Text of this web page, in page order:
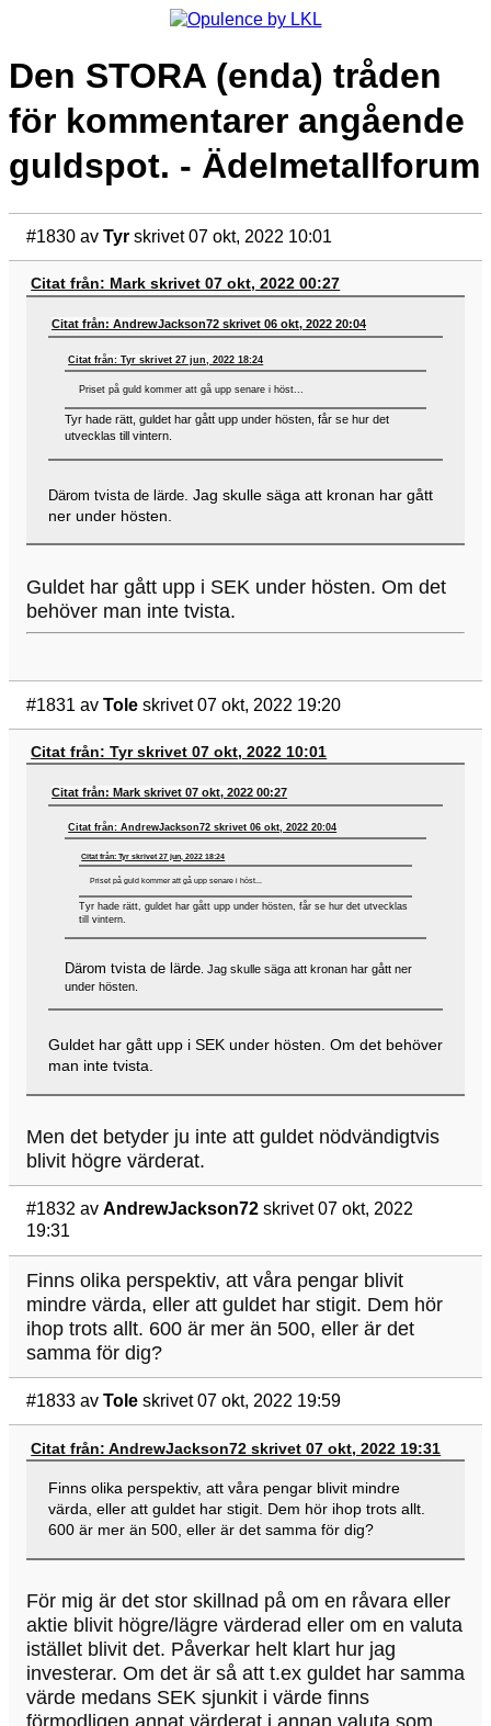
Den STORA (enda) tråden
för kommentarer angående
guldspot. - Ädelmetallforum
#1830 av Tyr skrivet 07 okt, 2022 10:01
Citat från: Mark skrivet 07 okt, 2022 00:27
Citat från: AndrewJackson72 skrivet 06 okt, 2022 20:04
Citat från: Tyr skrivet 27 jun, 2022 18:24
Priset på guld kommer att gå upp senare i höst...
Tyr hade rätt, guldet har gått upp under hösten, får se hur det
utvecklas till vintern.
Därom tvista de lärde. Jag skulle säga att kronan har gått
ner under hösten.
Guldet har gått upp i SEK under hösten. Om det
behöver man inte tvista.
#1831 av Tole skrivet 07 okt, 2022 19:20
Citat från: Tyr skrivet 07 okt, 2022 10:01
Citat från: Mark skrivet 07 okt, 2022 00:27
Citat från: AndrewJackson72 skrivet 06 okt, 2022 20:04
Citat från: Tyr skrivet 27 jun, 2022 18:24
Priset på guld kommer att gå upp senare i höst...
Tyr hade rätt, guldet har gått upp under hösten, får se hur det utvecklas
till vintern.
Därom tvista de lärde . Jag skulle säga att kronan har gått ner
under hösten.
Guldet har gått upp i SEK under hösten. Om det behöver
man inte tvista.
Men det betyder ju inte att guldet nödvändigtvis
blivit högre värderat.
#1832 av AndrewJackson72 skrivet 07 okt, 2022
19:31
Finns olika perspektiv, att våra pengar blivit
mindre värda, eller att guldet har stigit. Dem hör
ihop trots allt. 600 är mer än 500, eller är det
samma för dig?
#1833 av Tole skrivet 07 okt, 2022 19:59
Citat från: AndrewJackson72 skrivet 07 okt, 2022 19:31
Finns olika perspektiv, att våra pengar blivit mindre
värda, eller att guldet har stigit. Dem hör ihop trots allt.
600 är mer än 500, eller är det samma för dig?
För mig är det stor skillnad på om en råvara eller
aktie blivit högre/lägre värderad eller om en valuta
istället blivit det. Påverkar helt klart hur jag
investerar. Om det är så att t.ex guldet har samma
värde medans SEK sjunkit i värde finns